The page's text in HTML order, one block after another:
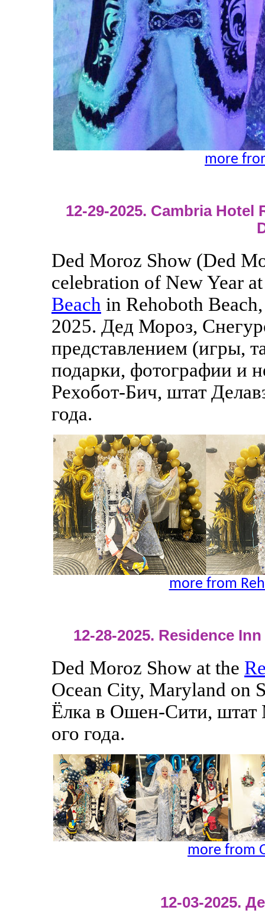
more
12-29-2025. Cambria
Ded Moroz Show (Ded
celebration of New Year
Beach in Rehoboth
2025. Дед Мороз,
представлением (игры,
подарки, фотографии и
Рехобот-Бич, штат
года.
more from
12-28-2025. Residence
Ded Moroz Show at the
Ocean City, Maryland on
Ёлка в Ошен-Сити, штат
ого года.
more from
12-03-2025.